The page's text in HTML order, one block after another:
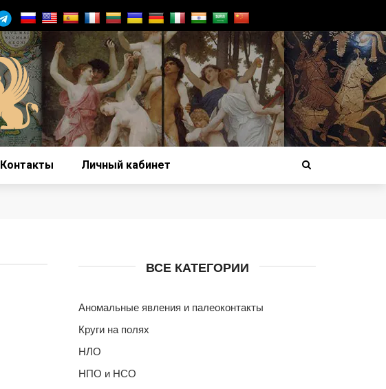
Контакты Личный кабинет
ВСЕ КАТЕГОРИИ
Аномальные явления и палеоконтакты
Круги на полях
НЛО
НПО и НСО